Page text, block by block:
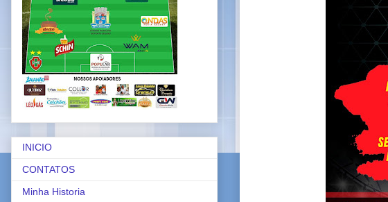
INICIO
CONTATOS
Minha Historia